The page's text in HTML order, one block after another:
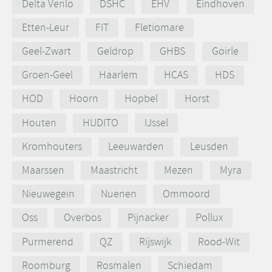
Delta Venlo DSHC EHV
Eindhoven
Etten-Leur
FIT
Fletiomare
Geel-Zwart
Geldrop GHBS
Goirle
Groen-Geel
Haarlem HCAS
HDS
HOD
Hoorn Hopbel
Horst
Houten
HUDITO
IJssel
Kromhouters
Leeuwarden
Leusden
Maarssen
Maastricht Mezen
Myra
Nieuwegein
Nuenen
Ommoord
Oss
Overbos Pijnacker
Pollux
Purmerend
QZ Rijswijk
Rood-Wit
Roomburg
Rosmalen Schiedam